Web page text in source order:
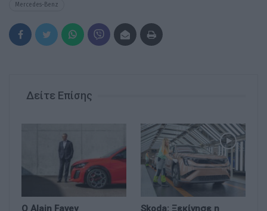
Mercedes-Benz
Δείτε Επίσης
Ο Alain Favey
Skoda: Ξεκίνησε η